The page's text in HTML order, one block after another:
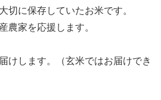
切に保存していたお米です。
農家を応援します。
けします。（玄米ではお届けでき